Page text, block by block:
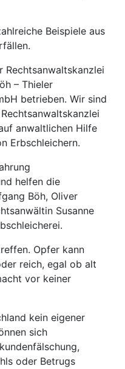
Beispiele aus
Rechtsanwaltskanzlei
– Thieler
betrieben. Wir sind
anwaltlichen Hilfe
Erbschleichern.
helfen die
Böh, Oliver
Susanne
Opfer kann
reich, egal ob alt
vor keiner
kein eigener
sich
oder Betrugs